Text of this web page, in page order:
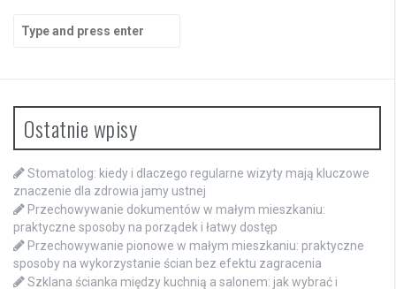
Search
for:
Ostatnie wpisy
Stomatolog: kiedy i dlaczego regularne wizyty mają kluczowe
znaczenie dla zdrowia jamy ustnej
Przechowywanie dokumentów w małym mieszkaniu:
praktyczne sposoby na porządek i łatwy dostęp
Przechowywanie pionowe w małym mieszkaniu: praktyczne
sposoby na wykorzystanie ścian bez efektu zagracenia
Szklana ścianka między kuchnią a salonem: jak wybrać i